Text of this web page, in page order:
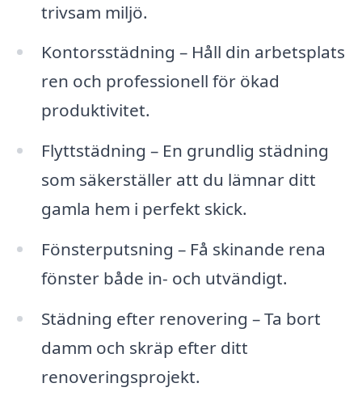
trivsam miljö.
Kontorsstädning – Håll din arbetsplats
ren och professionell för ökad
produktivitet.
Flyttstädning – En grundlig städning
som säkerställer att du lämnar ditt
gamla hem i perfekt skick.
Fönsterputsning – Få skinande rena
fönster både in- och utvändigt.
Städning efter renovering – Ta bort
damm och skräp efter ditt
renoveringsprojekt.